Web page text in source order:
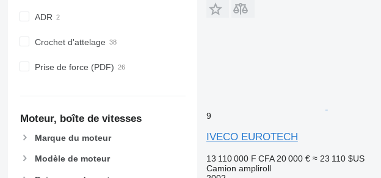
ADR
Crochet d'attelage
Prise de force (PDF)
Moteur, boîte de vitesses
Marque du moteur
Modèle de moteur
9
IVECO EUROTECH
13 110 000 F CFA 20 000 € ≈ 23 110 $US
Camion ampliroll